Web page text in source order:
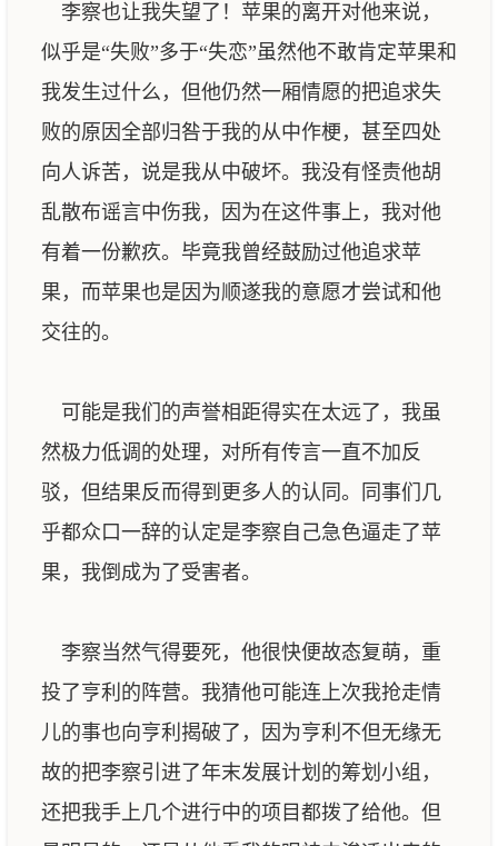
李察也让我失望了！苹果的离开对他来说，
似乎是“失败”多于“失恋”虽然他不敢肯定苹果和
我发生过什么，但他仍然一厢情愿的把追求失
败的原因全部归咎于我的从中作梗，甚至四处
向人诉苦，说是我从中破坏。我没有怪责他胡
乱散布谣言中伤我，因为在这件事上，我对他
有着一份歉疚。毕竟我曾经鼓励过他追求苹
果，而苹果也是因为顺遂我的意愿才尝试和他
交往的。
可能是我们的声誉相距得实在太远了，我虽
然极力低调的处理，对所有传言一直不加反
驳，但结果反而得到更多人的认同。同事们几
乎都众口一辞的认定是李察自己急色逼走了苹
果，我倒成为了受害者。
李察当然气得要死，他很快便故态复萌，重
投了亨利的阵营。我猜他可能连上次我抢走情
儿的事也向亨利揭破了，因为亨利不但无缘无
故的把李察引进了年末发展计划的筹划小组，
还把我手上几个进行中的项目都拨了给他。但